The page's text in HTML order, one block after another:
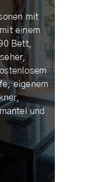
mit
einem
Bett,
eigenem
und